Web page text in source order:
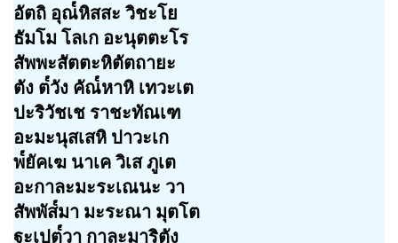
อัตถิ อุณ๎หิสสะ วิชะโย
ธัมโม โลเก อะนุตตะโร
สัพพะสัตตะหิตัตถายะ
ตัง ต๎วัง คัณ๎หาหิ เทวะเต
ปะริวัชเช ราชะทัณเฑ
อะมะนุสเสหิ ปาวะเก
พ๎ยัคเฆ นาเค วิเส ภูเต
อะกาละมะระเณนะ วา
สัพพัส๎มา มะระณา มุตโต
ฐะเปต๎วา กาละมาริตัง